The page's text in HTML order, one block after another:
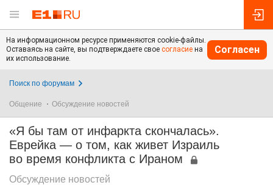
На информационном ресурсе применяются cookie-файлы.
Оставаясь на сайте, вы подтверждаете свое согласие на
их использование.
Согласен
Поиск по форумам
Общение Обсуждение новостей
«Я бы там от инфаркта скончалась».
Еврейка — о том, как живет Израиль
во время конфликта с Ираном
Обсуждение новостей